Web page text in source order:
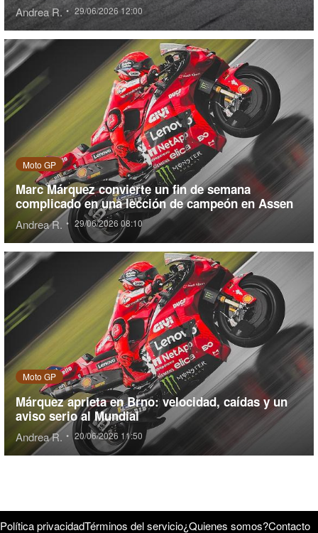
Andrea R. • 29/06/2026 12:00
Moto GP
Marc Márquez convierte un fin de semana
complicado en una lección de campeón en Assen
Andrea R. • 29/06/2026 08:10
Moto GP
Márquez aprieta en Brno: velocidad, caídas y un
aviso serio al Mundial
Andrea R. • 20/06/2026 11:50
Política privacidadTérminos del servicio¿Quienes somos?Contacto